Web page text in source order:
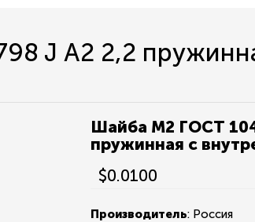
J А2 2,2
Шайба М2 ГОСТ
пружинная с
$0.0100
Производитель: Россия